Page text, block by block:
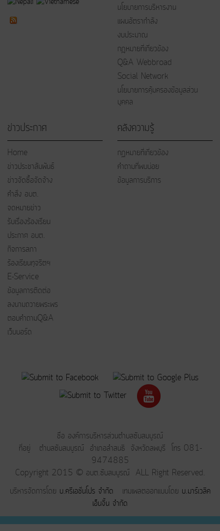
นโยบายการบริหารงาน
แผนอัตรากำลัง
งบประมาณ
กฎหมายที่เกี่ยวข้อง
Q&A Webbroad
Social Network
นโยบายการคุ้มครองข้อมูลส่วน
บุคคล
ข่าวประกาศ
Home
ข่าวประชาสัมพันธ์
ข่าวจัดซื้อจัดจ้าง
คำสั่ง อบต.
จดหมายข่าว
รับเรื่องร้องเรียน
ประกาศ อบต.
กิจการสภา
ร้องเรียนทุจริตฯ
E-Service
ข้อมูลการติดต่อ
ลงนามถวายพระพร
ตอบคำถามQ&A
เว็บบอร์ด
คลังความรู้
กฏหมายที่เกี่ยวข้อง
คำถามที่พบบ่อย
ข้อมูลการบริการ
ชื่อ องค์การบริหารส่วนตำบลซับสมบูรณ์
ที่อยู่ ตำบลซับสมบูรณ์ อำเภอลำสนธิ จังหวัดลพบุรี โทร 081-
9474885
Copyright 2015 © อบต.ซับสมบูรณ์ ALL Right Reserved.
บริหารจัดการโดย บ.ครีเอชั่นโปร จำกัด เทมเพลตออกแบบโดย บ.มาร์เวลิค
เอ็นจิ้น จำกัด